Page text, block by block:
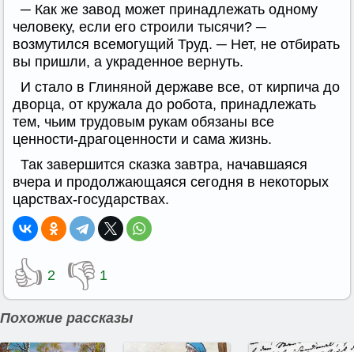
─ Как же завод может принадлежать одному
человеку, если его строили тысячи? ─
возмутился всемогущий Труд. ─ Нет, не отбирать
вы пришли, а украденное вернуть.
И стало в Глиняной державе все, от кирпича до
дворца, от кружала до робота, принадлежать
тем, чьим трудовым рукам обязаны все
ценности-драгоценности и сама жизнь.
Так завершится сказка завтра, начавшаяся
вчера и продолжающаяся сегодня в некоторых
царствах-государствах.
👍 2 👎 1
Похожие рассказы